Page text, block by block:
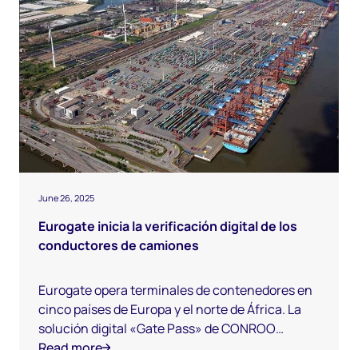
June 26, 2025
Eurogate inicia la verificación digital de los
conductores de camiones
Eurogate opera terminales de contenedores en
cinco países de Europa y el norte de África. La
solución digital «Gate Pass» de CONROO